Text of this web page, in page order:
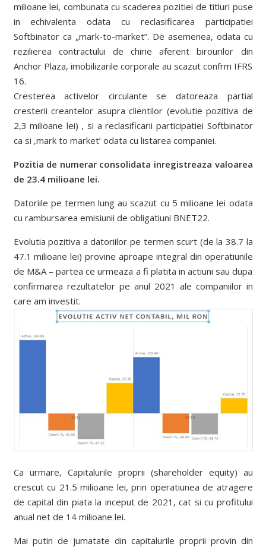
milioane lei, combunata cu scaderea pozitiei de titluri puse
in echivalenta odata cu reclasificarea participatiei
Softbinator ca „mark-to-market”. De asemenea, odata cu
rezilierea contractului de chirie aferent birourilor din
Anchor Plaza, imobilizarile corporale au scazut confrm IFRS
16.
Cresterea activelor circulante se datoreaza partial
cresterii creantelor asupra clientilor (evolutie pozitiva de
2,3 milioane lei) , si a reclasificarii participatiei Softbinator
ca si ‚mark to market’ odata cu listarea companiei.
Pozitia de numerar consolidata inregistreaza valoarea
de 23.4 milioane lei.
Datoriile pe termen lung au scazut cu 5 milioane lei odata
cu rambursarea emisiunii de obligatiuni BNET22.
Evolutia pozitiva a datoriilor pe termen scurt (de la 38.7 la
47.1 milioane lei) provine aproape integral din operatiunile
de M&A – partea ce urmeaza a fi platita in actiuni sau dupa
confirmarea rezultatelor pe anul 2021 ale companiilor in
care am investit.
Ca urmare, Capitalurile proprii (shareholder equity) au
crescut cu 21.5 milioane lei, prin operatiunea de atragere
de capital din piata la inceput de 2021, cat si cu profitului
anual net de 14 milioane lei.
Mai putin de jumatate din capitalurile proprii provin din